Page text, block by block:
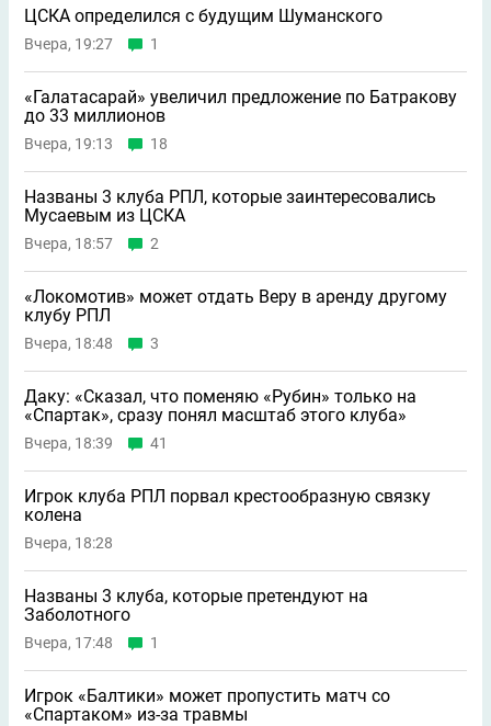
ЦСКА определился с будущим Шуманского
Вчера, 19:27 1
«Галатасарай» увеличил предложение по Батракову
до 33 миллионов
Вчера, 19:13 18
Названы 3 клуба РПЛ, которые заинтересовались
Мусаевым из ЦСКА
Вчера, 18:57 2
«Локомотив» может отдать Веру в аренду другому
клубу РПЛ
Вчера, 18:48 3
Даку: «Сказал, что поменяю «Рубин» только на
«Спартак», сразу понял масштаб этого клуба»
Вчера, 18:39 41
Игрок клуба РПЛ порвал крестообразную связку
колена
Вчера, 18:28
Названы 3 клуба, которые претендуют на
Заболотного
Вчера, 17:48 1
Игрок «Балтики» может пропустить матч со
«Спартаком» из-за травмы